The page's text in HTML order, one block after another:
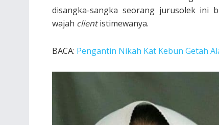
disangka-sangka seorang jurusolek ini
wajah clientistimewanya.
BACA: Pengantin Nikah Kat Kebun Getah